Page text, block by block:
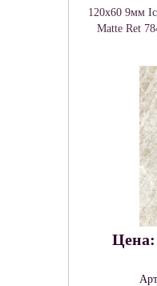
120x60 9мм
Matte Ret
Цена: